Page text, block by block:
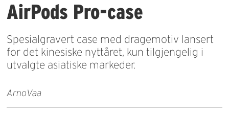
AirPods Pro-case
Spesialgravert case med dragemotiv lansert
for det kinesiske nyttåret, kun tilgjengelig i
utvalgte asiatiske markeder.
ArnoVaa